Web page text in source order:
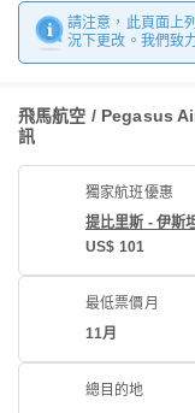
請注意，此頁面上
況下更改。我們致
飛馬航空 / Pegasus
訊
獨家航班優惠
提比里斯 - 伊斯
US$ 101
最低票價月
11月
總目的地